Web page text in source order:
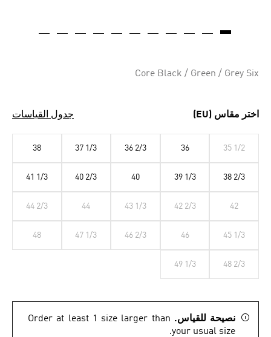
Core Black / Green / Grey Six
اختر مقاس (EU) جدول القياسات
35 1/2
36
36 2/3
37 1/3
38
38 2/3
39 1/3
40
40 2/3
41 1/3
42
42 2/3
43 1/3
44
44 2/3
45 1/3
46
46 2/3
47 1/3
48
48 2/3
49 1/3
نصيحة للقياس. Order at least 1 size larger than
your usual size.